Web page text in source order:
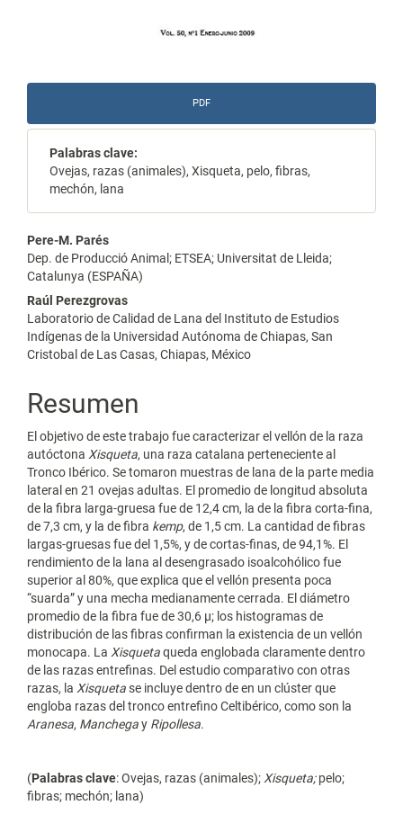
PDF
Palabras clave:
Ovejas, razas (animales), Xisqueta, pelo, fibras,
mechón, lana
Contenido
principal
del
artículo
Pere-M. Parés
Dep. de Producció Animal; ETSEA; Universitat de Lleida;
Catalunya (ESPAÑA)
Raúl Perezgrovas
Laboratorio de Calidad de Lana del Instituto de Estudios
Indígenas de la Universidad Autónoma de Chiapas, San
Cristobal de Las Casas, Chiapas, México
Resumen
El objetivo de este trabajo fue caracterizar el vellón de la raza
autóctona Xisqueta, una raza catalana perteneciente al
Tronco Ibérico. Se tomaron muestras de lana de la parte media
lateral en 21 ovejas adultas. El promedio de longitud absoluta
de la fibra larga-gruesa fue de 12,4 cm, la de la fibra corta-fina,
de 7,3 cm, y la de fibra kemp, de 1,5 cm. La cantidad de fibras
largas-gruesas fue del 1,5%, y de cortas-finas, de 94,1%. El
rendimiento de la lana al desengrasado isoalcohólico fue
superior al 80%, que explica que el vellón presenta poca
“suarda” y una mecha medianamente cerrada. El diámetro
promedio de la fibra fue de 30,6 µ; los histogramas de
distribución de las fibras confirman la existencia de un vellón
monocapa. La Xisquetaqueda englobada claramente dentro
de las razas entrefinas. Del estudio comparativo con otras
razas, la Xisquetase incluye dentro de en un clúster que
engloba razas del tronco entrefino Celtibérico, como son la
Aranesa, Manchegay Ripollesa.
(Palabras clave: Ovejas, razas (animales); Xisqueta;pelo;
fibras; mechón; lana)